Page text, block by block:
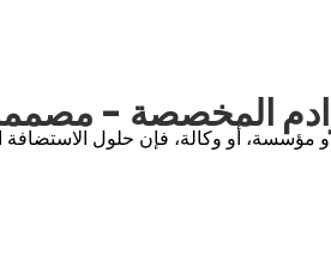
المخصصة - مصممة
مؤسسة، أو وكالة، فإن حلول